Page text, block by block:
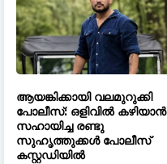
ആയങ്കിക്കായി വലമുറുക്കി
പോലീസ്: ഒളിവിൽ കഴിയാൻ
സഹായിച്ച രണ്ടു
സുഹൃത്തുക്കൾ പോലീസ്
കസ്റ്റഡിയിൽ